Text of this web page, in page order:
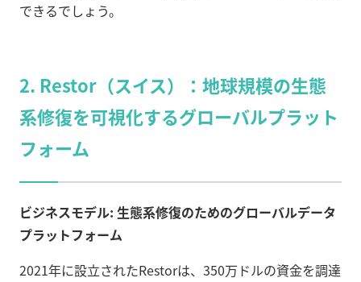
できるでしょう。
2. Restor（スイス）：地球規模の生態
系修復を可視化するグローバルプラット
フォーム
ビジネスモデル: 生態系修復のためのグローバルデータ
プラットフォーム
2021年に設立されたRestorは、350万ドルの資金を調達